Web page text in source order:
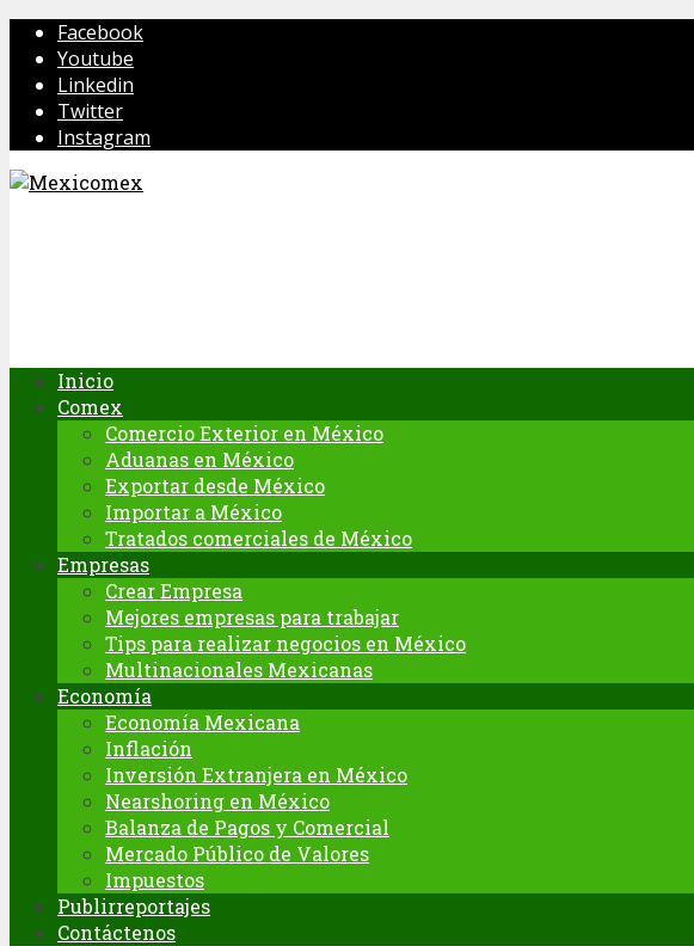
Facebook
Youtube
Linkedin
Twitter
Instagram
Inicio
Comex
Comercio Exterior en México
Aduanas en México
Exportar desde México
Importar a México
Tratados comerciales de México
Empresas
Crear Empresa
Mejores empresas para trabajar
Tips para realizar negocios en México
Multinacionales Mexicanas
Economía
Economía Mexicana
Inflación
Inversión Extranjera en México
Nearshoring en México
Balanza de Pagos y Comercial
Mercado Público de Valores
Impuestos
Publirreportajes
Contáctenos